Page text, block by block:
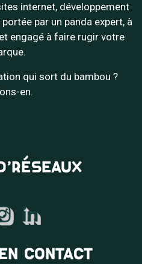
internet, développement
par un panda expert, à
engagé à faire rugir votre
qui sort du bambou ?
en.
CONTACT